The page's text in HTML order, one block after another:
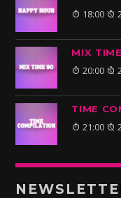
18:00
MIX
20:00
TIME
21:00